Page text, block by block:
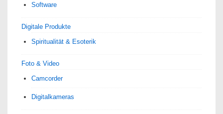
Software
Digitale Produkte
Spiri­tua­lität & Esoterik
Foto & Video
Camcorder
Digitalkameras